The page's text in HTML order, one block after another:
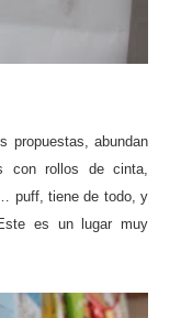
propuestas, abundan
con rollos de cinta,
puff, tiene de todo, y
es un lugar muy